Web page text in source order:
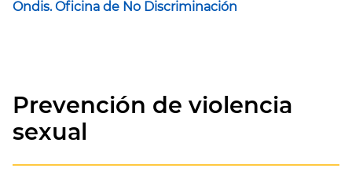
Ondis. Oficina de No Discriminación
Prevención de violencia
sexual